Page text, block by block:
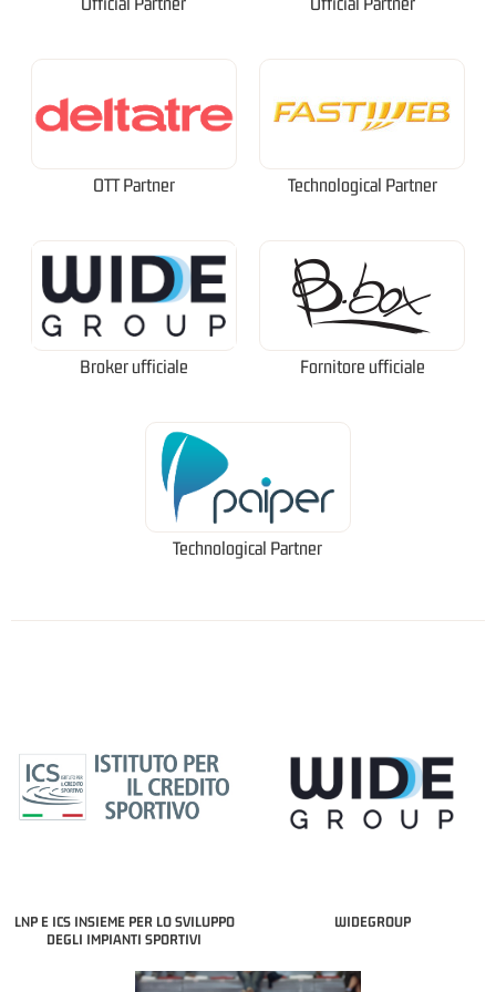
OTT Partner Technological Partner
Broker ufficiale Fornitore ufficiale
Technological Partner
LNP E ICS INSIEME PER LO SVILUPPO
DEGLI IMPIANTI SPORTIVI
WIDEGROUP